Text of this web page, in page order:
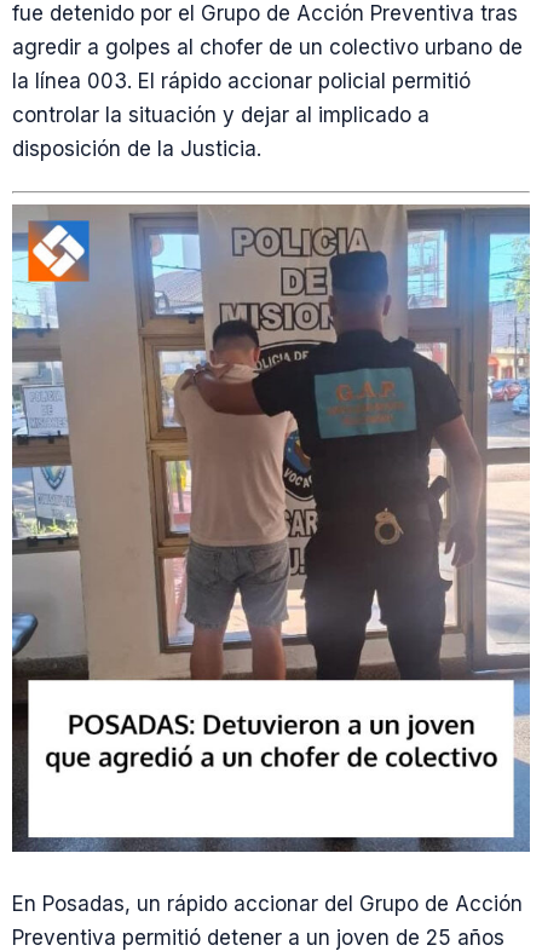
fue detenido por el Grupo de Acción Preventiva tras
agredir a golpes al chofer de un colectivo urbano de
la línea 003. El rápido accionar policial permitió
controlar la situación y dejar al implicado a
disposición de la Justicia.
En Posadas, un rápido accionar del Grupo de Acción
Preventiva permitió detener a un joven de 25 años